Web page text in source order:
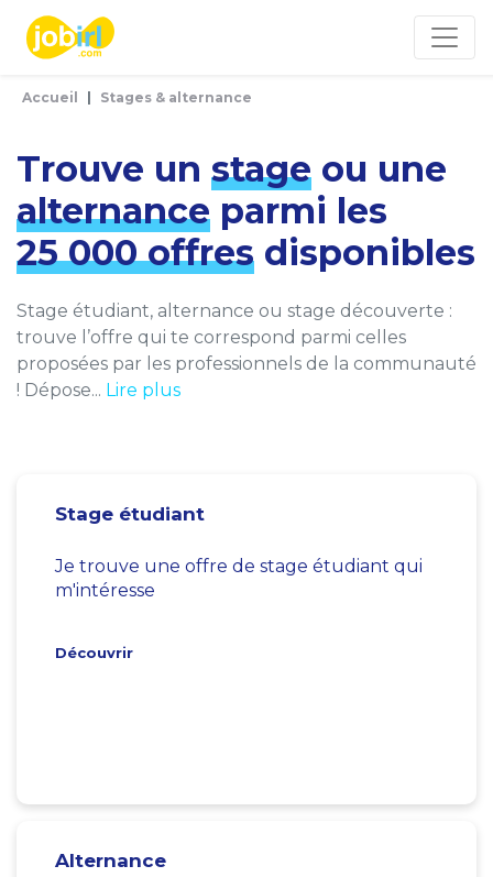
Accueil Stages & alternance
Trouve un stage ou une
alternance parmi les
25 000 offres disponibles
Stage étudiant, alternance ou stage découverte :
trouve l’offre qui te correspond parmi celles
proposées par les professionnels de la communauté
! Dépose... Lire plus
Stage étudiant
Je trouve une offre de stage étudiant qui
m'intéresse
Découvrir
Alternance
Panneau de gestion des cookies